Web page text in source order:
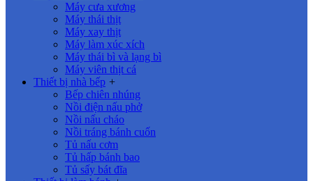
Máy cưa xương
Máy thái thịt
Máy xay thịt
Máy làm xúc xích
Máy thái bì và lạng bì
Máy viên thịt cá
Thiết bị nhà bếp +
Bếp chiên nhúng
Nồi điện nấu phở
Nồi nấu cháo
Nồi tráng bánh cuốn
Tủ nấu cơm
Tủ hấp bánh bao
Tủ sấy bát đĩa